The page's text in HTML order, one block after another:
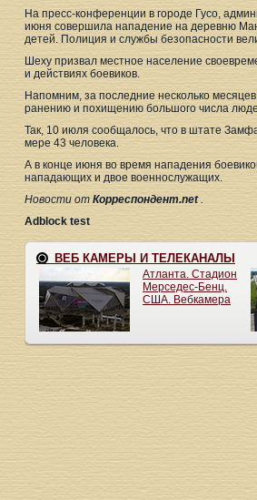
На пресс-конференции в городе Гусо,
июня совершила нападение на деревню
детей. Полиция и службы безопасности
Шеху призвал местное население
и действиях боевиков.
Напомним, за последние несколько
ранению и похищению большого числа
Так, 10 июля сообщалось, что в штате
мере 43 человека.
А в конце июня во время нападения
нападающих и двое военнослужащих.
Новости от Корреспондент.net.
Adblock test